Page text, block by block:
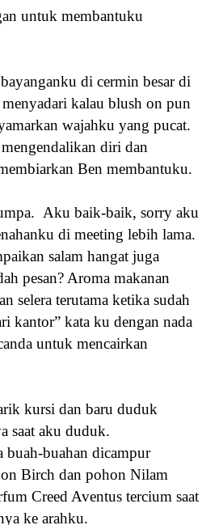
untuk membantuku
di cermin besar di
kalau blush on pun
wajahku yang pucat.
diri dan
Ben membantuku.
Aku baik-baik, sorry aku
di meeting lebih lama.
salam hangat juga
pesan? Aroma makanan
selera terutama ketika sudah
kantor” kata ku dengan nada
untuk mencairkan
kursi dan baru duduk
saat aku duduk.
buah-buahan dicampur
Birch dan pohon Nilam
Creed Aventus tercium saat
ke arahku.